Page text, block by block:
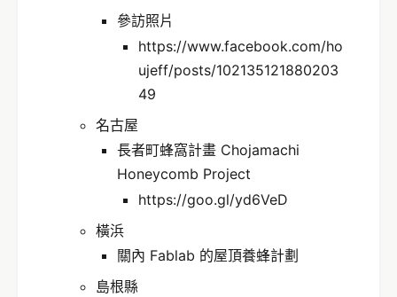
參訪照片
https://www.facebook.com/ho
ujeff/posts/102135121880203
49
名古屋
長者町蜂窩計畫 Chojamachi
Honeycomb Project
https://goo.gl/yd6VeD
橫浜
關內 Fablab 的屋頂養蜂計劃
島根縣